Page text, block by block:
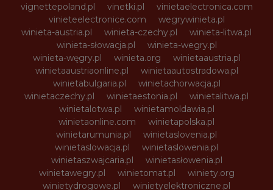
vignettepoland.pl
vinetki.pl
vinietaelectronica.com
vinieteelectronice.com
wegrywinieta.pl
winieta-austria.pl
winieta-czechy.pl
winieta-litwa.pl
winieta-słowacja.pl
winieta-wegry.pl
winieta-węgry.pl
winieta.org
winietaaustria.pl
winietaaustriaonline.pl
winietaautostradowa.pl
winietabulgaria.pl
winietachorwacja.pl
winietaczechy.pl
winietaestonia.pl
winietalitwa.pl
winietalotwa.pl
winietamoldawia.pl
winietaonline.com
winietapolska.pl
winietarumunia.pl
winietaslovenia.pl
winietaslowacja.pl
winietaslowenia.pl
winietaszwajcaria.pl
winietasłowenia.pl
winietawegry.pl
winietomat.pl
winiety.org
winietydrogowe.pl
winietyelektroniczne.pl